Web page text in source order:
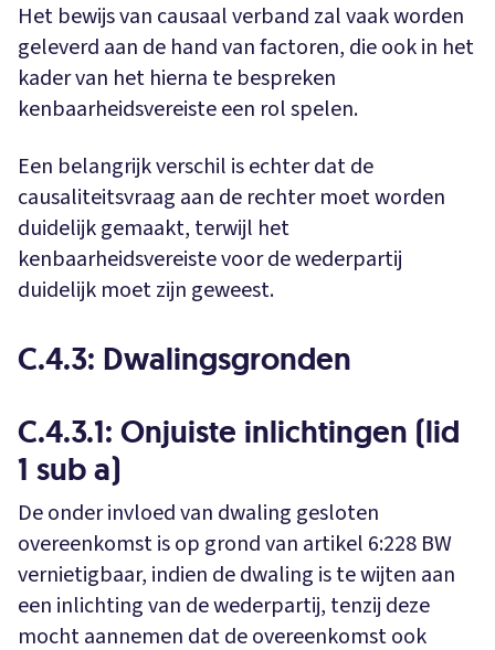
Het bewijs van causaal verband zal vaak worden
geleverd aan de hand van factoren, die ook in het
kader van het hierna te bespreken
kenbaarheidsvereiste een rol spelen.
Een belangrijk verschil is echter dat de
causaliteitsvraag aan de rechter moet worden
duidelijk gemaakt, terwijl het
kenbaarheidsvereiste voor de wederpartij
duidelijk moet zijn geweest.
C.4.3: Dwalingsgronden
C.4.3.1: Onjuiste inlichtingen (lid
1 sub a)
De onder invloed van dwaling gesloten
overeenkomst is op grond van artikel 6:228 BW
vernietigbaar, indien de dwaling is te wijten aan
een inlichting van de wederpartij, tenzij deze
mocht aannemen dat de overeenkomst ook